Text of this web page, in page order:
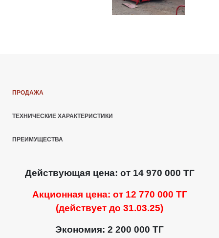
ПРОДАЖА
ТЕХНИЧЕСКИЕ ХАРАКТЕРИСТИКИ
ПРЕИМУЩЕСТВА
Действующая цена: от 14 970 000 ТГ
Акционная цена: от 12 770 000 ТГ
(действует до 31.03.25)
Экономия: 2 200 000 ТГ